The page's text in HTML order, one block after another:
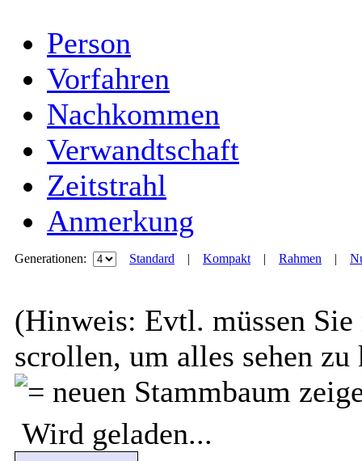
Person
Vorfahren
Nachkommen
Verwandtschaft
Zeitstrahl
Anmerkung
Generationen: Standard | Kompakt| Rahmen |
(Hinweis: Evtl. müssen Sie
scrollen, um alles sehen
Wird geladen...